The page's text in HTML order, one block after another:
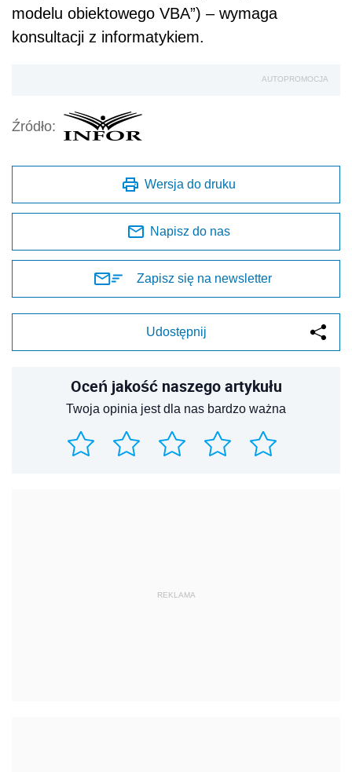
modelu obiektowego VBA”) – wymaga
konsultacji z informatykiem.
AUTOPROMOCJA
Źródło:
Wersja do druku
Napisz do nas
Zapisz się na newsletter
Udostępnij
Oceń jakość naszego artykułu
Twoja opinia jest dla nas bardzo ważna
REKLAMA